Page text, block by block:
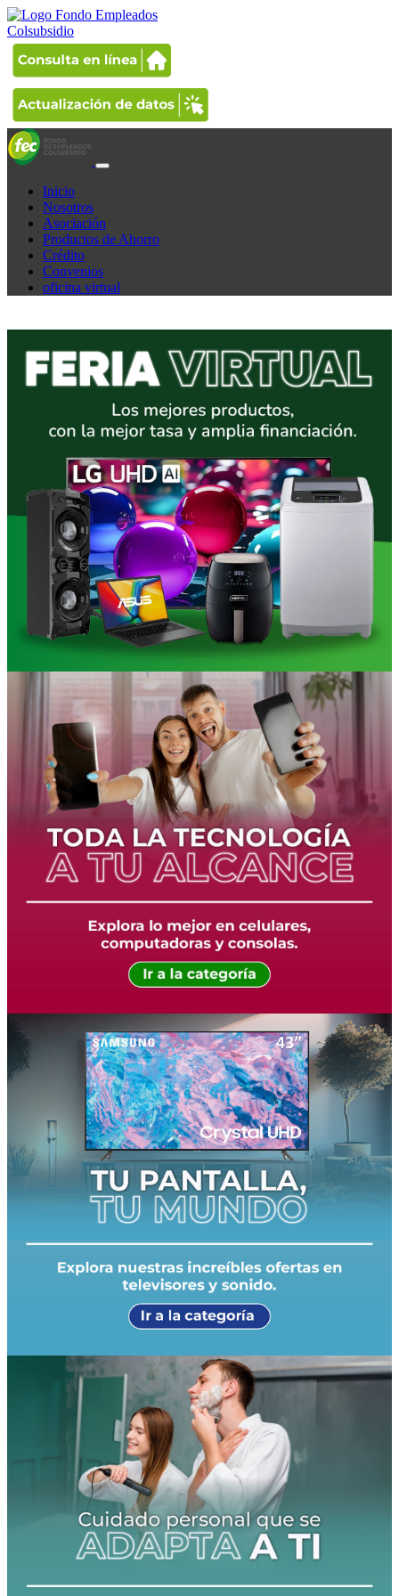
Inicio
Nosotros
Asociación
Productos de Ahorro
Crédito
Convenios
oficina virtual